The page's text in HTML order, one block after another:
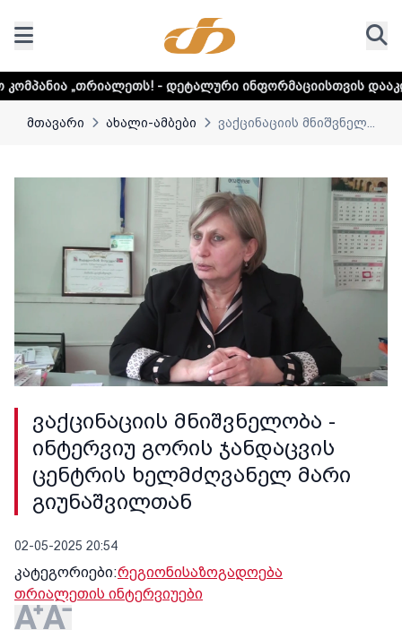
- დეტალური ინფორმაციისთვის დააკლიკეთ ლინკს
მთავარი ახალი-ამბები ვაქცინაციის მნიშვნელ...
ვაქცინაციის მნიშვნელობა -
ინტერვიუ გორის ჯანდაცვის
ცენტრის ხელმძღვანელ მარი
გიუნაშვილთან
02-05-2025 20:54
კატეგორიები:რეგიონისაზოგადოება
თრიალეთის ინტერვიუები